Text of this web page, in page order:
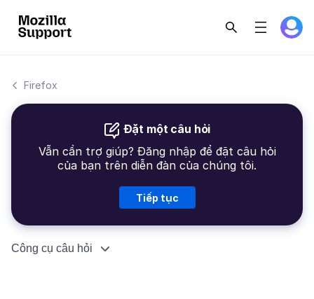
Firefox
Đặt một câu hỏi
Vẫn cần trợ giúp? Đăng nhập để đặt câu hỏi
của bạn trên diễn đàn của chúng tôi.
Tiếp tục
Công cụ câu hỏi